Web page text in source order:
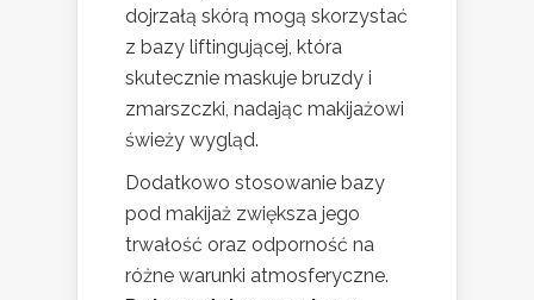
dojrzałą skórą mogą skorzystać
z bazy liftingującej, która
skutecznie maskuje bruzdy i
zmarszczki, nadając makijażowi
świeży wygląd.
Dodatkowo stosowanie bazy
pod makijaż zwiększa jego
trwałość oraz odporność na
różne warunki atmosferyczne.